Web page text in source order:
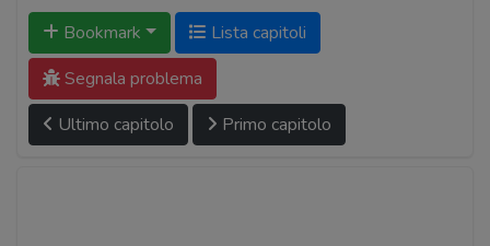
Bookmark
Lista capitoli
Segnala problema
Ultimo capitolo
Primo capitolo